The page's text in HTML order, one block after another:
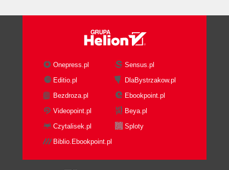
Onepress.pl
Sensus.pl
Editio.pl
DlaBystrzakow.pl
Bezdroza.pl
Ebookpoint.pl
Videopoint.pl
Beya.pl
Czytalisek.pl
Sploty
Biblio.Ebookpoint.pl